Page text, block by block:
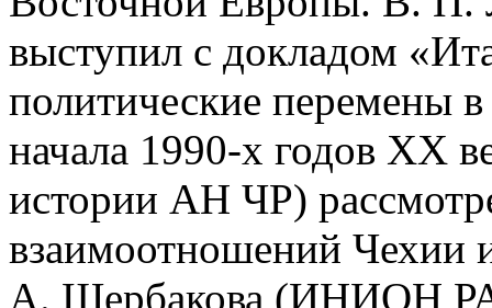
выступил с докладом
политические перемены
начала 1990-х годов ХХ
истории АН ЧР)
взаимоотношений Чехии
А. Щербакова (ИНИОН